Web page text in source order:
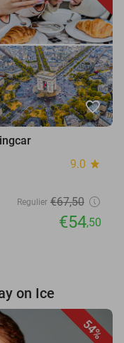
favorite_border
9.0 star
Regulier €67,50
€54,50
on Ice
54%